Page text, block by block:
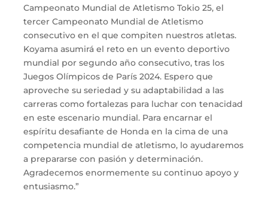
Campeonato Mundial de Atletismo Tokio 25, el
tercer Campeonato Mundial de Atletismo
consecutivo en el que compiten nuestros atletas.
Koyama asumirá el reto en un evento deportivo
mundial por segundo año consecutivo, tras los
Juegos Olímpicos de París 2024. Espero que
aproveche su seriedad y su adaptabilidad a las
carreras como fortalezas para luchar con tenacidad
en este escenario mundial. Para encarnar el
espíritu desafiante de Honda en la cima de una
competencia mundial de atletismo, lo ayudaremos
a prepararse con pasión y determinación.
Agradecemos enormemente su continuo apoyo y
entusiasmo.”